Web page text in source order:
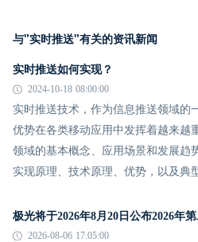
与"实时推送"有关的资讯新闻
实时推送如何实现？
2024-10-18 08:00:00
实时推送技术，作为信息推送领域的
优势在各类移动应用中发挥着越来越
领域的基本概念、应用场景和发展趋
实现原理、技术原理、优势，以及典
极光将于2026年8月20日公布2026年
2026-08-06 17:05:00